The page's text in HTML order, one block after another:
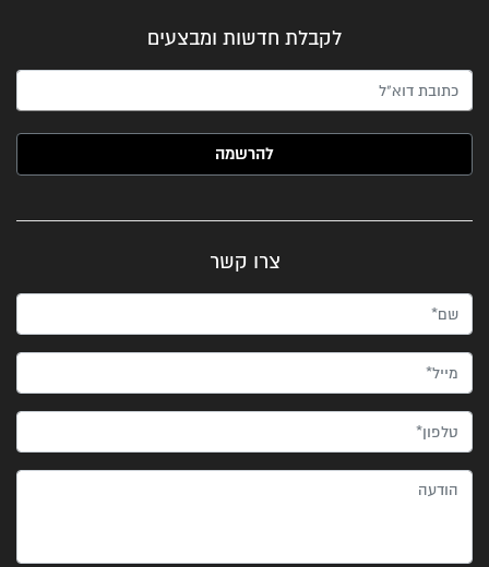
לקבלת חדשות ומבצעים
האימייל שלך (חובה)
צרו קשר